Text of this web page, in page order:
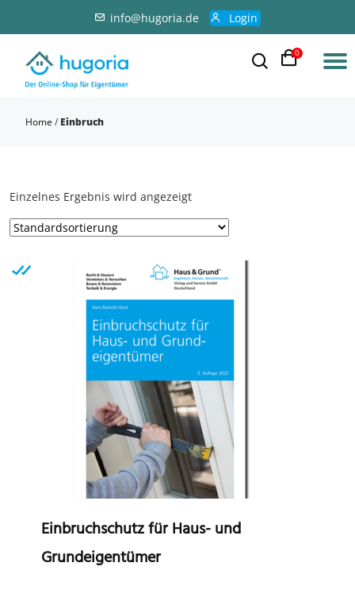
info@hugoria.de Login
0
Home / Einbruch
Einzelnes Ergebnis wird angezeigt
Einbruchschutz für Haus- und
Grundeigentümer